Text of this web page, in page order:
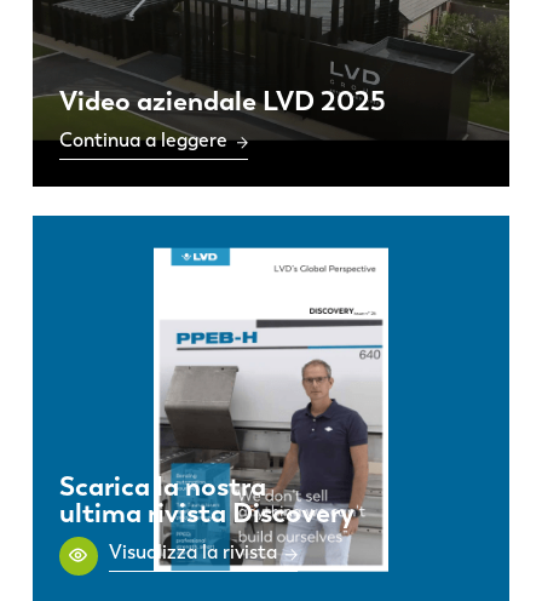
Video aziendale LVD 2025
Continua a leggere
Scarica la nostra
ultima rivista Discovery
Visualizza la rivista